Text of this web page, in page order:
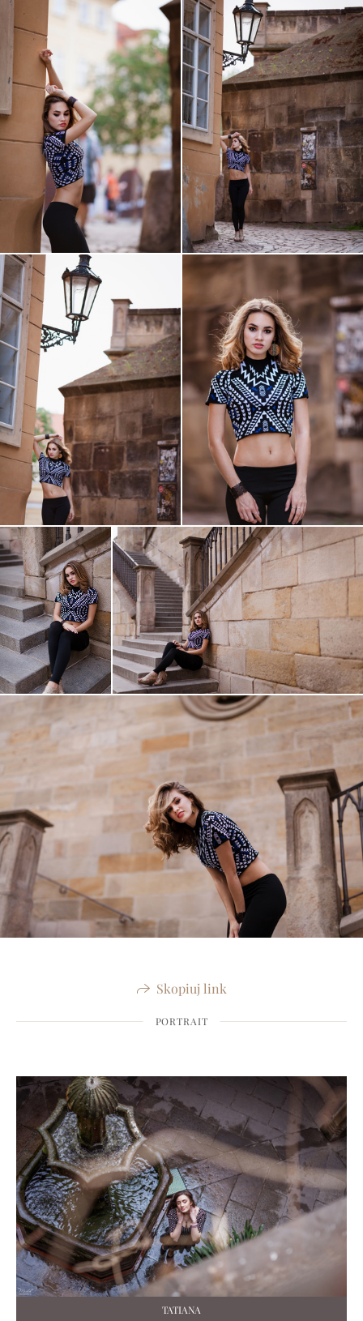
Skopiuj link
PORTRAIT
TATIANA